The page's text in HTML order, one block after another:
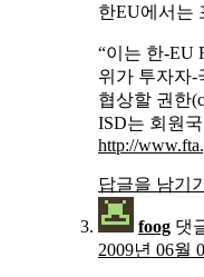
한EU에서는
“이는 한-EU
위가 투자자-
협상할 권한
ISD는 회원
http://
답글을 남기
foog 댓
2009년 06월